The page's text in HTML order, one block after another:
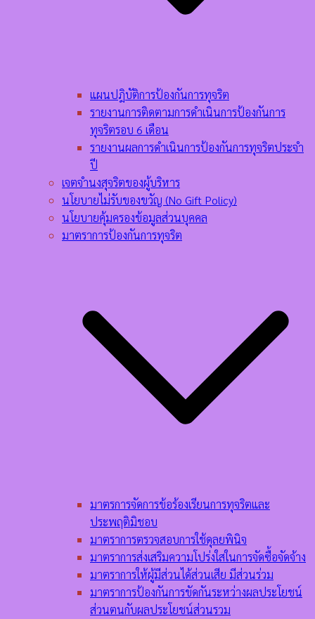
แผนปฎิบัติการป้องกันการทุจริต
รายงานการติดตามการดำเนินการป้องกันการ
ทุจริตรอบ 6 เดือน
รายงานผลการดำเนินการป้องกันการทุจริตประจำ
ปี
เจตจำนงสุจริตของผู้บริหาร
นโยบายไม่รับของขวัญ (No Gift Policy)
นโยบายคุ้มครองข้อมูลส่วนบุคคล
มาตราการป้องกันการทุจริต
มาตรการจัดการข้อร้องเรียนการทุจริตและ
ประพฤติมิชอบ
มาตราการตรวจสอบการใช้ดุลยพินิจ
มาตราการส่งเสริมความโปร่งใสในการจัดซื้อจัดจ้าง
มาตราการให้ผู้มีส่วนได้ส่วนเสีย มีส่วนร่วม
มาตราการป้องกันการขัดกันระหว่างผลประโยชน์
ส่วนตนกับผลประโยชน์ส่วนรวม